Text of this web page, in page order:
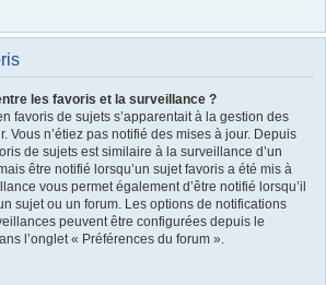
les favoris et la surveillance ?
favoris de sujets s’apparentait à la gestion des
Vous n’étiez pas notifié des mises à jour. Depuis
de sujets est similaire à la surveillance d’un
être notifié lorsqu’un sujet favoris a été mis à
vous permet également d’être notifié lorsqu’il
sujet ou un forum. Les options de notifications
peuvent être configurées depuis le
l’onglet « Préférences du forum ».